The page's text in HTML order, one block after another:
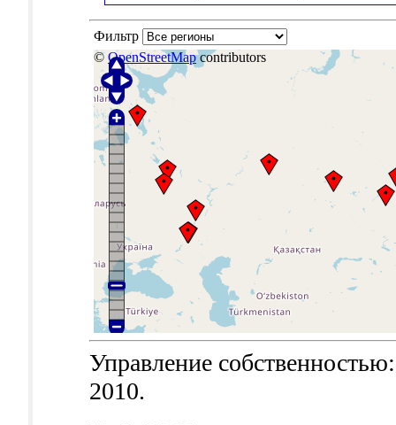
Фильтр
© OpenStreetMapcontributors
Управление
2010.